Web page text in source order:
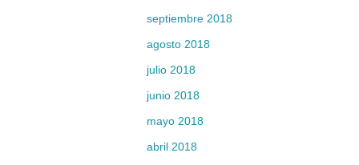
septiembre 2018
agosto 2018
julio 2018
junio 2018
mayo 2018
abril 2018